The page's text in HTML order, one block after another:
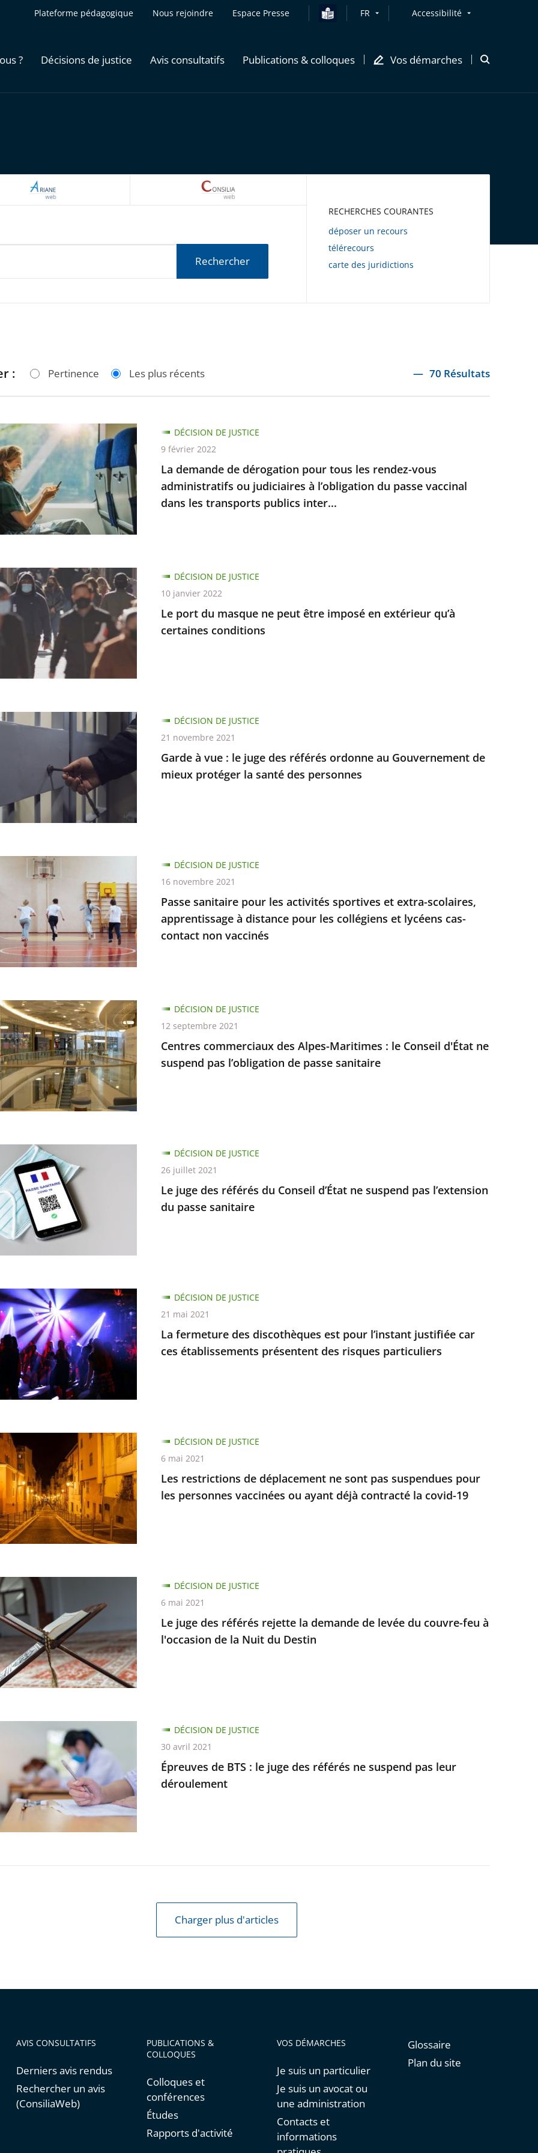
Plateforme pédagogique Nous rejoindre Espace Presse FR Accessibilité
? Décisions de justice Avis consultatifs Publications & colloques Vos démarches
Ouvrir
ARIANEWEB
Rechercher
RECHERCHES COURANTES
déposer un recours
télérecours
carte des juridictions
: Pertinence Les plus récents 70 Résultats
La demande de dérogation pour tous les rendez-vous
administratifs ou judiciaires à l’obligation du passe vaccinal
dans les transports publics inter...
DÉCISION DE JUSTICE
9 février 2022
Le port du masque ne peut être imposé en extérieur qu’à
certaines conditions
DÉCISION DE JUSTICE
10 janvier 2022
Garde à vue : le juge des référés ordonne au Gouvernement de
mieux protéger la santé des personnes
DÉCISION DE JUSTICE
21 novembre 2021
Passe sanitaire pour les activités sportives et extra-scolaires,
apprentissage à distance pour les collégiens et lycéens cas-
contact non vaccinés
DÉCISION DE JUSTICE
16 novembre 2021
Centres commerciaux des Alpes-Maritimes : le Conseil d'État ne
suspend pas l’obligation de passe sanitaire
DÉCISION DE JUSTICE
12 septembre 2021
Le juge des référés du Conseil d’État ne suspend pas l’extension
du passe sanitaire
DÉCISION DE JUSTICE
26 juillet 2021
La fermeture des discothèques est pour l’instant justifiée car
ces établissements présentent des risques particuliers
DÉCISION DE JUSTICE
21 mai 2021
Les restrictions de déplacement ne sont pas suspendues pour
les personnes vaccinées ou ayant déjà contracté la covid-19
DÉCISION DE JUSTICE
6 mai 2021
Le juge des référés rejette la demande de levée du couvre-feu à
l'occasion de la Nuit du Destin
DÉCISION DE JUSTICE
6 mai 2021
Épreuves de BTS : le juge des référés ne suspend pas leur
déroulement
DÉCISION DE JUSTICE
30 avril 2021
Charger plus d'articles
AVIS CONSULTATIFS
Derniers avis rendus
Rechercher un avis
(ConsiliaWeb)
PUBLICATIONS &
COLLOQUES
Colloques et
conférences
Études
Rapports d'activité
VOS DÉMARCHES
Je suis un particulier
Je suis un avocat ou
une administration
Contacts et
informations
Glossaire
Plan du site